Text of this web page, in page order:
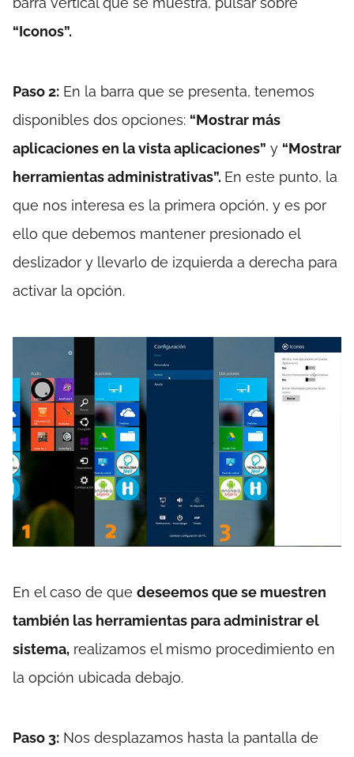
“Iconos”.
Paso 2: En la barra que se presenta, tenemos
disponibles dos opciones: “Mostrar más
aplicaciones en la vista aplicaciones” y “Mostrar
herramientas administrativas”. En este punto, la
que nos interesa es la primera opción, y es por
ello que debemos mantener presionado el
deslizador y llevarlo de izquierda a derecha para
activar la opción.
En el caso de que deseemos que se muestren
también las herramientas para administrar el
sistema, realizamos el mismo procedimiento en
la opción ubicada debajo.
Paso 3: Nos desplazamos hasta la pantalla de